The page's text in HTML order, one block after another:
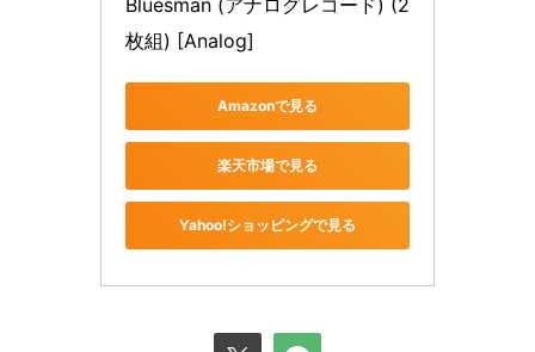
枚組) [Analog]
Amazonで見る
楽天市場で見る
Yahoo!ショッピングで見る